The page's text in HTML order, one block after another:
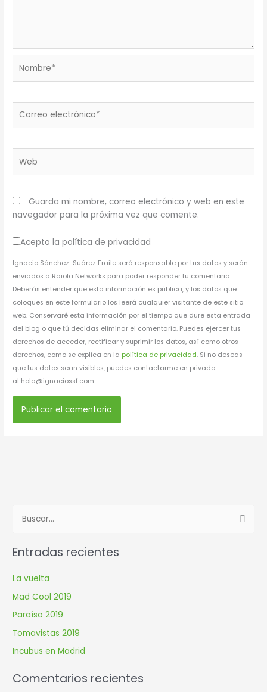
electrónico*
Guarda mi nombre, correo electrónico y web en este
navegador para la próxima vez que comente.
Acepto la política de privacidad
Ignacio Sánchez-Suárez Fraile será responsable por tus datos y serán
enviados a Raiola Networks para poder responder tu comentario.
Deberás entender que esta información es pública, y los datos que
coloques en este formulario los leerá cualquier visitante de este sitio
web. Conservaré esta información por el tiempo que dure esta entrada
del blog o que tú decidas eliminar el comentario. Puedes ejercer tus
derechos de acceder, rectificar y suprimir los datos, así como otros
derechos, como se explica en la política de privacidad. Si no deseas
que tus datos sean visibles, puedes contactarme en privado
al hola@ignaciossf.com.
u
s
a
r
p
o
r
Entradas recientes
La vuelta
Mad Cool 2019
Paraíso 2019
Tomavistas 2019
Incubus en Madrid
Comentarios recientes